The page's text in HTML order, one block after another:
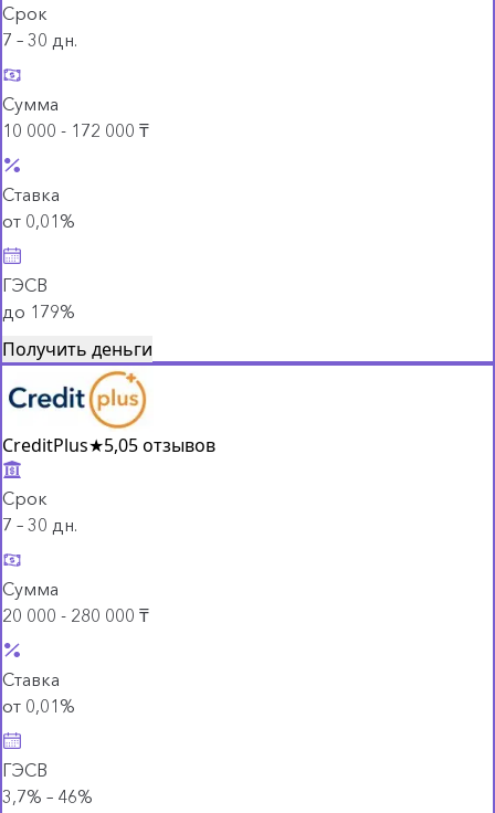
Срок
7 – 30 дн.
Сумма
10 000 - 172 000 ₸
Ставка
от 0,01%
ГЭСВ
до 179%
Получить деньги
CreditPlus★5,05 отзывов
Срок
7 – 30 дн.
Сумма
20 000 - 280 000 ₸
Ставка
от 0,01%
ГЭСВ
3,7% – 46%